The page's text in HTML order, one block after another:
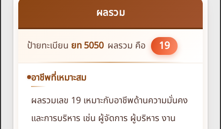
ผลรวม
ป้ายทะเบียน ยท5050 ผลรวม คือ 19
อาชีพที่เหมาะสม
ผลรวมเลข 19 เหมาะกับอาชีพด้านความมั่นคง
และการบริหาร เช่น ผู้จัดการ ผู้บริหาร งาน